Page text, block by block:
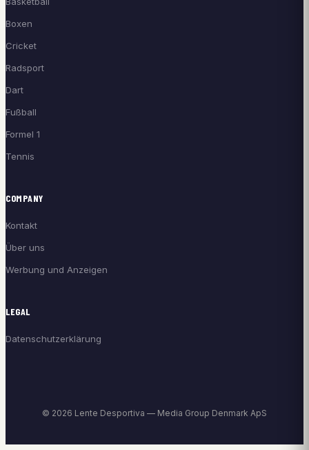
Boxen
Cricket
Radsport
Dart
Fußball
Formel 1
Tennis
COMPANY
Kontakt
Über uns
Werbung und Anzeigen
LEGAL
Datenschutzerklärung
© 2026 Lente Desportiva — Media Group Denmark ApS